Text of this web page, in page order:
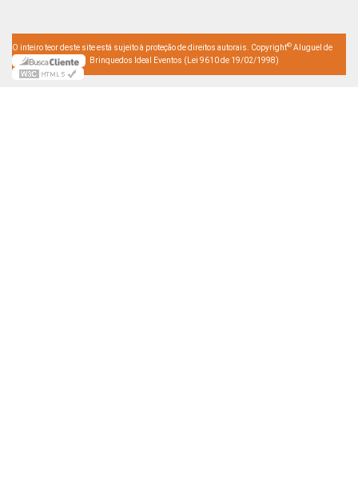
O inteiro teor deste site está sujeito à proteção de direitos autorais. Copyright© Aluguel de
Brinquedos Ideal Eventos (Lei 9610 de 19/02/1998)